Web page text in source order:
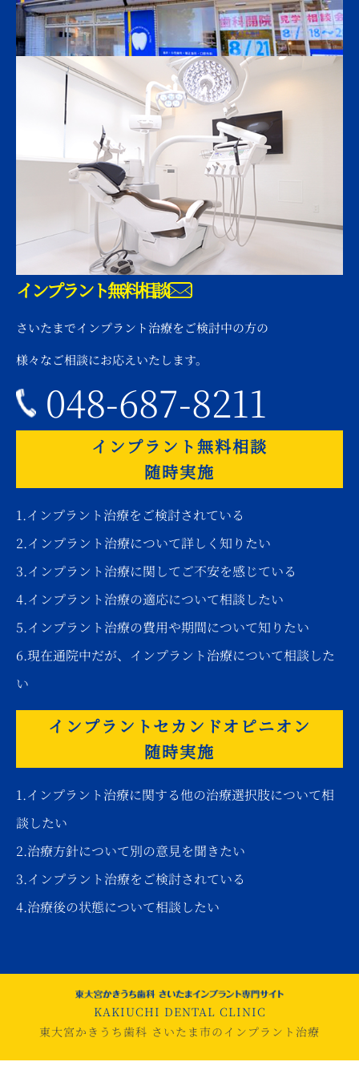
インプラント無料相談
さいたまでインプラント治療をご検討中の方の
様々なご相談にお応えいたします。
048-687-8211
インプラント無料相談
随時実施
1.インプラント治療をご検討されている
2.インプラント治療について詳しく知りたい
3.インプラント治療に関してご不安を感じている
4.インプラント治療の適応について相談したい
5.インプラント治療の費用や期間について知りたい
6.現在通院中だが、インプラント治療について相談した
い
インプラントセカンドオピニオン
随時実施
1.インプラント治療に関する他の治療選択肢について相
談したい
2.治療方針について別の意見を聞きたい
3.インプラント治療をご検討されている
4.治療後の状態について相談したい
KAKIUCHI DENTAL CLINIC
東大宮かきうち歯科 さいたま市のインプラント治療